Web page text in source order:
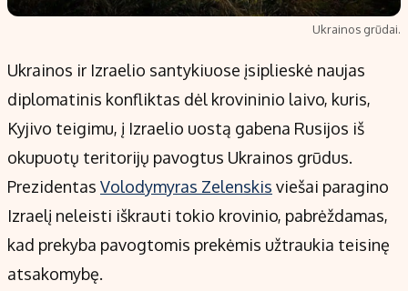
Apie mus
Privatumo politika
Turinio žymėjimo taisyklės
Kontaktai
Regionų naujienos
Indėlių palūkanos
Ukrainos grūdai.
Ukrainos ir Izraelio santykiuose įsiplieskė naujas
diplomatinis konfliktas dėl krovininio laivo, kuris,
Kyjivo teigimu, į Izraelio uostą gabena Rusijos iš
okupuotų teritorijų pavogtus Ukrainos grūdus.
Prezidentas Volodymyras Zelenskis viešai paragino
Izraelį neleisti iškrauti tokio krovinio, pabrėždamas,
kad prekyba pavogtomis prekėmis užtraukia teisinę
atsakomybę.